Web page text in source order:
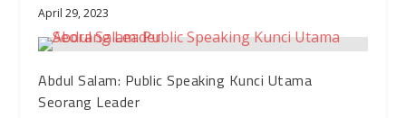
April 29, 2023
Abdul Salam: Public Speaking Kunci Utama
Seorang Leader